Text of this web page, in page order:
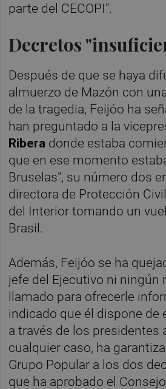
parte del CECOPI".
Decretos
Después de que se haya
almuerzo de Mazón con
de la tragedia, Feijóo ha
han preguntado a la
Ribera donde estaba
que en ese momento
Bruselas", su número dos
directora de Protección
del Interior tomando un
Brasil.
Además, Feijóo se ha
jefe del Ejecutivo ni ningún
llamado para ofrecerle
indicado que él dispone de
a través de los presidentes
cualquier caso, ha
Grupo Popular a los dos
que ha aprobado el